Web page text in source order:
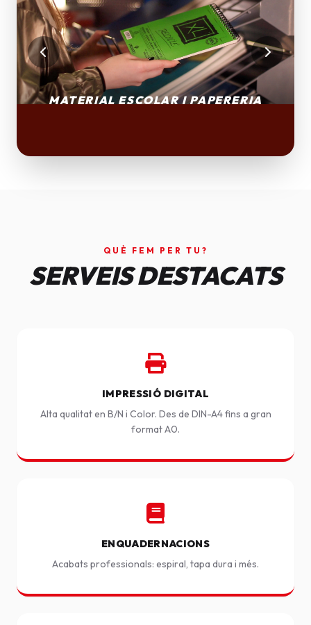
QUÈ FEM PER TU?
SERVEIS DESTACATS
IMPRESSIÓ DIGITAL
Alta qualitat en B/N i Color. Des de DIN-A4 fins a gran
format A0.
ENQUADERNACIONS
Acabats professionals: espiral, tapa dura i més.